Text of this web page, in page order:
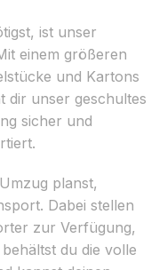
ist unser
einem größeren
und Kartons
dir unser geschultes
sicher und
planst,
Dabei stellen
zur Verfügung,
du die volle